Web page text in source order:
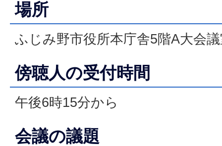
場所
ふじみ野市役所本庁舎5階A大会
傍聴人の受付時間
午後6時15分から
会議の議題